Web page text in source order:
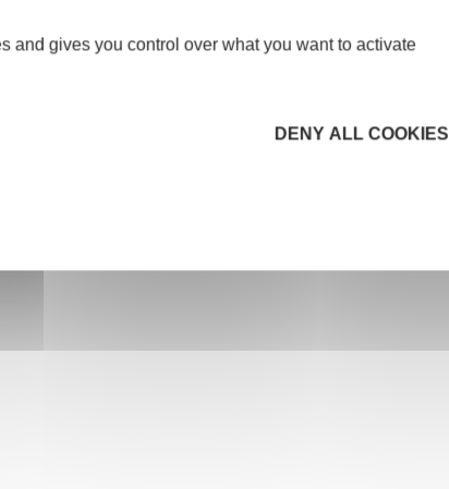
and gives you control over what you want to activate
DENY ALL COOKIES